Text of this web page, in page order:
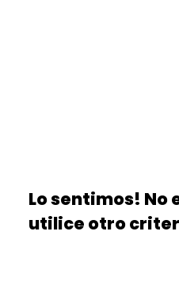
Lo sentimos!
utilice otro